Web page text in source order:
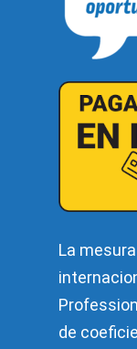
La
de